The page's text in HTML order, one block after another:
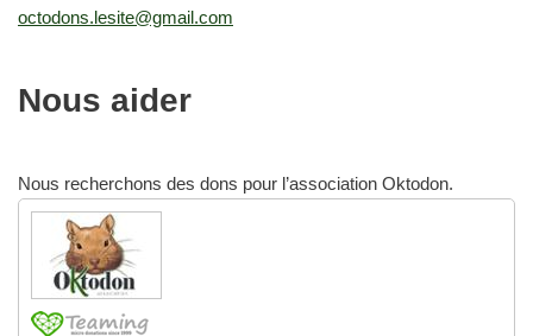
octodons.lesite@gmail.com
Nous aider
Nous recherchons des dons pour l’association Oktodon.